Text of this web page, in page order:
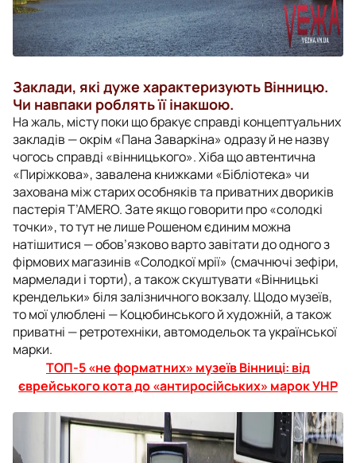
Заклади, які дуже характеризують Вінницю.
Чи навпаки роблять її інакшою.
На жаль, місту поки що бракує справді концептуальних
закладів — окрім «Пана Заваркіна» одразу й не назву
чогось справді «вінницького». Хіба що автентична
«Пиріжкова», завалена книжками «Бібліотека» чи
захована між старих особняків та приватних двориків
пастерія T’AMERO. Зате якщо говорити про «солодкі
точки», то тут не лише Рошеном єдиним можна
натішитися — обов’язково варто завітати до одного з
фірмових магазинів «Солодкої мрії» (смачнючі зефіри,
мармелади і торти), а також скуштувати «Вінницькі
крендельки» біля залізничного вокзалу. Щодо музеїв,
то мої улюблені — Коцюбинського й художній, а також
приватні — ретротехніки, автомодельок та української
марки.
ТОП-5 «не форматних» музеїв Вінниці: від
єврейського кота до «антиросійських» марок УНР